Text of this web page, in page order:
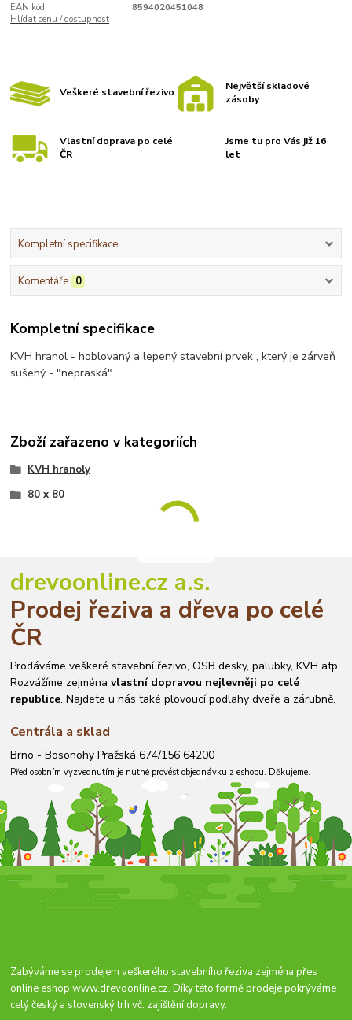
EAN kód:
8594020451048
Hlídat cenu / dostupnost
Veškeré stavební řezivo
Největší skladové
zásoby
Vlastní doprava po celé
ČR
Jsme tu pro Vás již 16
let
Kompletní specifikace
Komentáře 0
Kompletní specifikace
KVH hranol - hoblovaný a lepený stavební prvek , který je zárveň
sušený - "nepraská".
Zboží zařazeno v kategoriích
KVH hranoly
80 x 80
drevoonline.cz a.s.
Prodej řeziva a dřeva po celé
ČR
Prodáváme veškeré stavební řezivo, OSB desky, palubky, KVH atp.
Rozvážíme zejménavlastní dopravou nejlevněji po celé
republice. Najdete u nás také plovoucí podlahy dveře a zárubně.
Centrála a sklad
Brno - Bosonohy Pražská 674/156 64200
Před osobním vyzvednutím je nutné provést objednávku z eshopu. Děkujeme.
Zabýváme se prodejem veškerého stavebního řeziva zejména přes
online eshopwww.drevoonline.cz. Díky této formě prodeje pokrýváme
celý český a slovenský trh vč. zajištění dopravy.